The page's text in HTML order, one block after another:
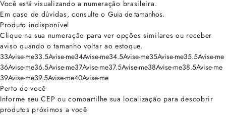
Você está visualizando a numeração brasileira.
Em caso de dúvidas, consulte o Guia de tamanhos.
Produto indisponível
Clique na sua numeração para ver opções similares ou receber
aviso quando o tamanho voltar ao estoque.
33Avise-me33.5Avise-me34Avise-me34.5Avise-me35Avise-me35.5Avise-me
36Avise-me36.5Avise-me37Avise-me37.5Avise-me38Avise-me38.5Avise-me
39Avise-me39.5Avise-me40Avise-me
Perto de você
Informe seu CEP ou compartilhe sua localização para descobrir
produtos próximos a você